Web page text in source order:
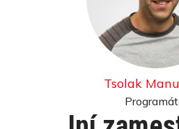
Tsolak